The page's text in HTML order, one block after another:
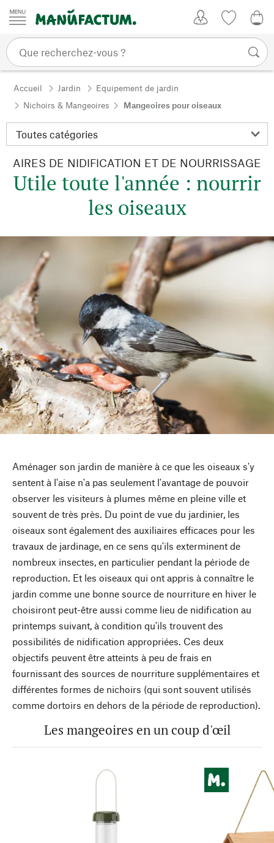
Passer au contenu
Accueil Jardin
Equipement de jardin
Nichoirs & Mangeoires
Mangeoires pour oiseaux
AIRES DE NIDIFICATION ET DE NOURRISSAGE
Utile toute l'année : nourrir
les oiseaux
Aménager son jardin de manière à ce que les oiseaux s'y
sentent à l'aise n'a pas seulement l'avantage de pouvoir
observer les visiteurs à plumes même en pleine ville et
souvent de très près. Du point de vue du jardinier, les
oiseaux sont également des auxiliaires efficaces pour les
travaux de jardinage, en ce sens qu'ils exterminent de
nombreux insectes, en particulier pendant la période de
reproduction. Et les oiseaux qui ont appris à connaître le
jardin comme une bonne source de nourriture en hiver le
choisiront peut-être aussi comme lieu de nidification au
printemps suivant, à condition qu'ils trouvent des
possibilités de nidification appropriées. Ces deux
objectifs peuvent être atteints à peu de frais en
fournissant des sources de nourriture supplémentaires et
différentes formes de nichoirs (qui sont souvent utilisés
comme dortoirs en dehors de la période de reproduction).
Les mangeoires en un coup d'œil